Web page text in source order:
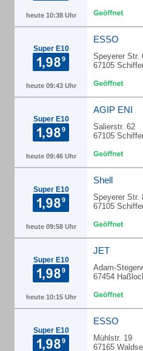
heute 10:38 Uhr
Super E10
heute 09:43 Uhr
ESSO
Speyerer Str.
67105
Super E10
heute 09:46 Uhr
AGIP ENI
Salierstr. 62
67105
Super E10
heute 09:58 Uhr
Shell
Speyerer Str.
67105
Super E10
heute 10:15 Uhr
JET
Adam-
67454
Super E10
ESSO
Mühlstr. 19
67165